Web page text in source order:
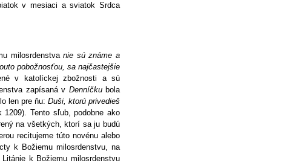
v mesiaci a sviatok Srdca
milosrdenstvanie sú známe a
pobožnosťou, sa najčastejšie
v katolíckej zbožnosti a sú
zapísaná v Denníčkubola
len pre ňu: Duši, ktorú privedieš
1209). Tento sľub, podobne ako
na všetkých, ktorí sa ju budú
recitujeme túto novénu alebo
k Božiemu milosrdenstvu, na
k Božiemu milosrdenstvu